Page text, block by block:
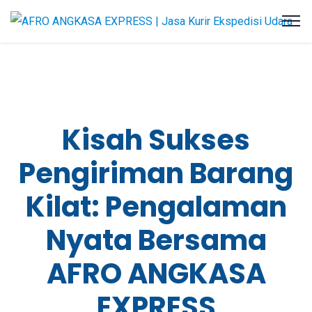
Kisah Sukses
Pengiriman Barang
Kilat: Pengalaman
Nyata Bersama
AFRO ANGKASA